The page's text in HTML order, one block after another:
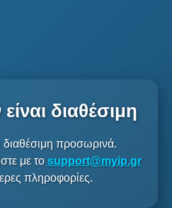
διαθέσιμη
διαθέσιμη προσωρινά.
με το support@myip.gr
πληροφορίες.